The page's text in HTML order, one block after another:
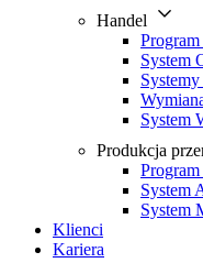
Handel
System
System
Produkcja
System
System
Klienci
Kariera